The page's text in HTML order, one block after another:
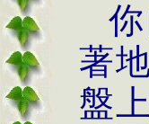
著
盤